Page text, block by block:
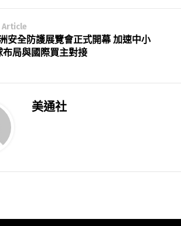
Article
安全防護展覽會正式開幕 加速中小
布局與國際買主對接
美通社